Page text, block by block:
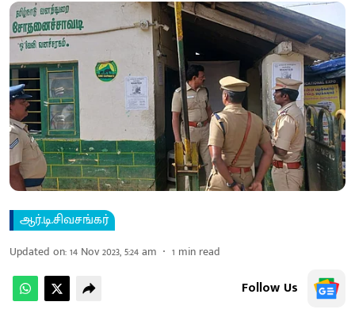
ஆர்.டி.சிவசங்கர்
Updated on:14 Nov 2023, 5:24 am 1 min read
Follow Us